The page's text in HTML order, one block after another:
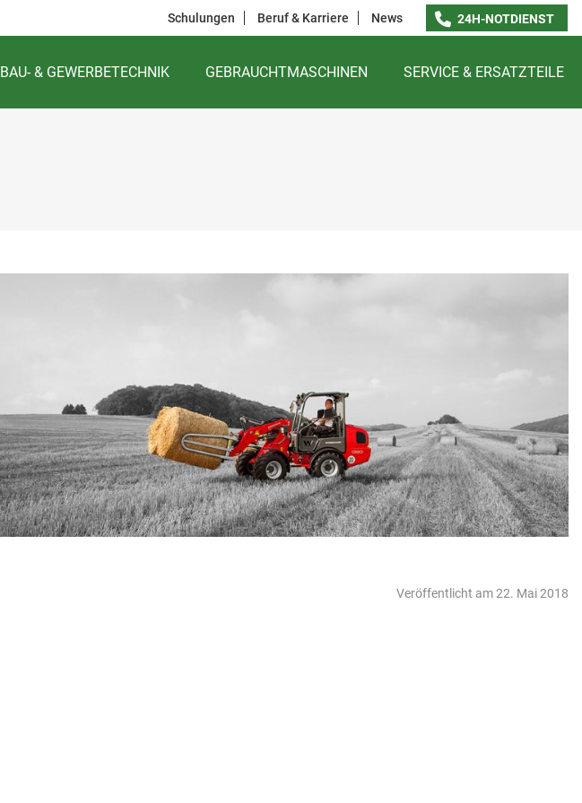
Schulungen Beruf & Karriere News 24H-NOTDIENST
BAU- & GEWERBETECHNIK GEBRAUCHTMASCHINEN SERVICE & ERSATZTEILE
Veröffentlicht am 22. Mai 2018